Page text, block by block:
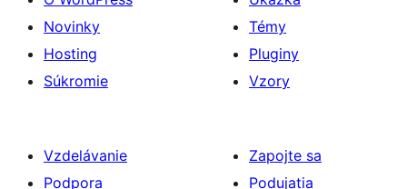
Novinky
Hosting
Súkromie
Témy
Pluginy
Vzory
Vzdelávanie
Podpora
Zapojte sa
Podujatia